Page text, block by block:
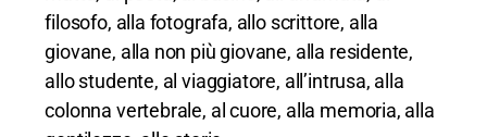
filosofo, alla fotografa, allo scrittore, alla
giovane, alla non più giovane, alla residente,
allo studente, al viaggiatore, all’intrusa, alla
colonna vertebrale, al cuore, alla memoria, alla